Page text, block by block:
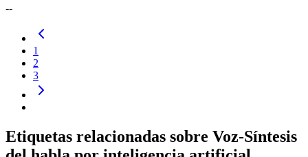
--
1
2
3
Etiquetas relacionadas sobre Voz-Síntesis